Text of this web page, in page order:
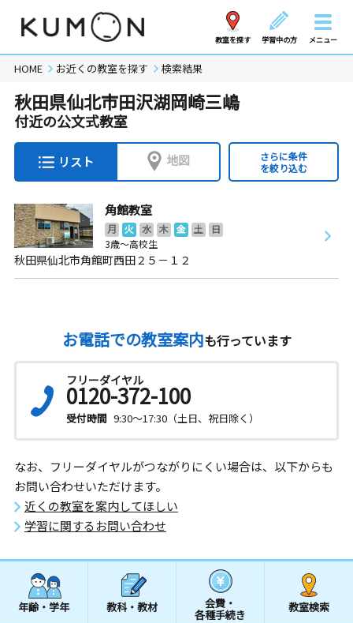
教室を探す 学習中の方 メニュー
HOME お近くの教室を探す 検索結果
秋田県仙北市田沢湖岡崎三嶋
付近の公文式教室
リスト 地図
さらに条件
を絞り込む
角館教室
月 火 水 木 金 土
日
3歳～高校生
秋田県仙北市角館町西田２５－１２
お電話での教室案内も行っています
フリーダイヤル
0120-372-100
受付時間 9:30～17:30（土日、祝日除く）
なお、フリーダイヤルがつながりにくい場合は、以下からも
お問い合わせいただけます。
近くの教室を案内してほしい
学習に関するお問い合わせ
年齢・学年 教科・教材 会費・
各種手続き
教室検索